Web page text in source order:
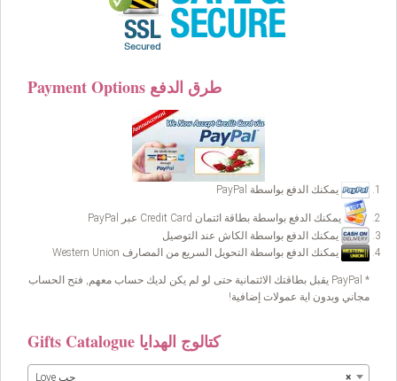
Payment Options طرق الدفع
يمكنك الدفع بواسطة PayPal
يمكنك الدفع بواسطة بطاقة ائتمان Credit Card عبر PayPal
يمكنك الدفع بواسطة الكاش عند التوصيل
يمكنك الدفع بواسطة التحويل السريع من المصارف Western Union
* PayPal يقبل بطاقتك الائتمانية حتى لو لم يكن لديك حساب معهم, فتح الحساب
مجاني وبدون اية عمولات إضافية!
Gifts Catalogue كتالوج الهدايا
× Love حب